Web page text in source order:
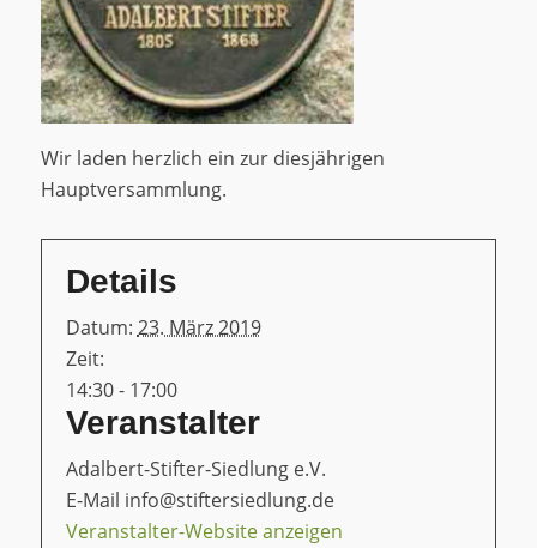
Wir laden herzlich ein zur diesjährigen
Hauptversammlung.
Details
Datum: 23. März 2019
Zeit:
14:30 - 17:00
Veranstalter
Adalbert-Stifter-Siedlung e.V.
E-Mail info@stiftersiedlung.de
Veranstalter-Website anzeigen